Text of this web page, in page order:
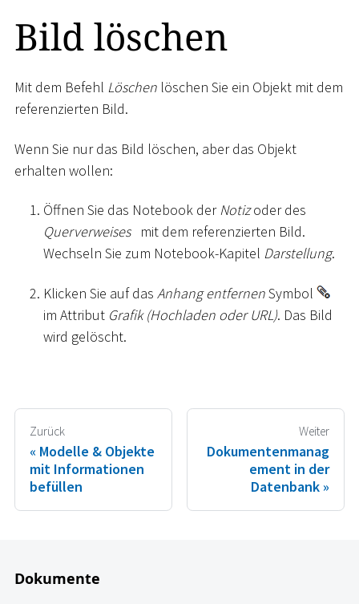
Bild löschen
Mit dem Befehl Löschen löschen Sie ein Objekt mit dem
referenzierten Bild.
Wenn Sie nur das Bild löschen, aber das Objekt
erhalten wollen:
Öffnen Sie das Notebook derNotizoder des
Querverweises
mit dem referenzierten Bild.
Wechseln Sie zum Notebook-Kapitel Darstellung.
Klicken Sie auf das Anhang entfernenSymbol
im Attribut Grafik (Hochladen oder URL). Das Bild
wird gelöscht.
Zurück
Modelle & Objekte
mit Informationen
befüllen
Weiter
Dokumentenmanag
ement in der
Datenbank
Dokumente